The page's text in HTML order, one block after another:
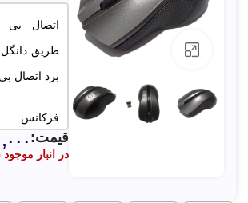
بزرگنمایی تصویر
اتصال بی
برد اتصال بی سیم
در انبار
قیمت: